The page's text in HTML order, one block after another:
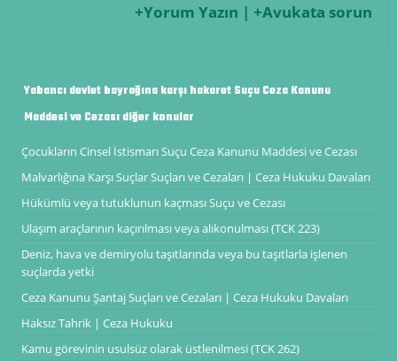
+Yorum Yazın | +Avukata sorun
Yabancı devlet bayrağına karşı hakaret Suçu Ceza Kanunu
Maddesi ve Cezası diğer konular
Çocukların Cinsel İstismarı Suçu Ceza Kanunu Maddesi ve Cezası
Malvarlığına Karşı Suçlar Suçları ve Cezaları | Ceza Hukuku Davaları
Hükümlü veya tutuklunun kaçması Suçu ve Cezası
Ulaşım araçlarının kaçırılması veya alıkonulması (TCK 223)
Deniz, hava ve demiryolu taşıtlarında veya bu taşıtlarla işlenen
suçlarda yetki
Ceza Kanunu Şantaj Suçları ve Cezaları | Ceza Hukuku Davaları
Haksız Tahrik | Ceza Hukuku
Kamu görevinin usulsüz olarak üstlenilmesi (TCK 262)